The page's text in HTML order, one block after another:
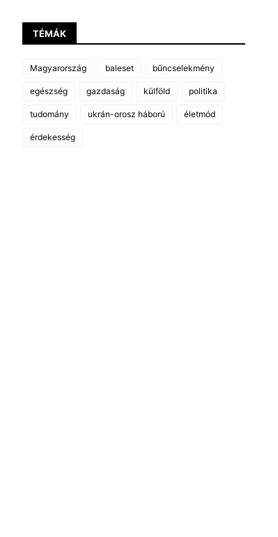
TÉMÁK
Magyarország baleset bűncselekmény
egészség gazdaság külföld politika
tudomány ukrán-orosz háború életmód
érdekesség